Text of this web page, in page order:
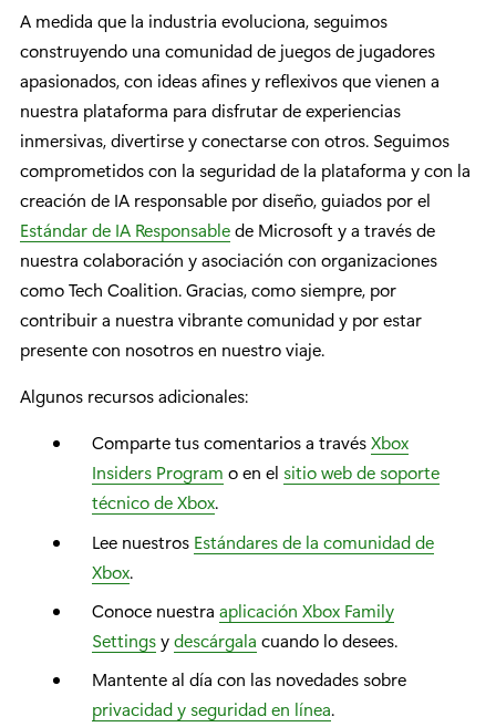
A medida que la industria evoluciona, seguimos
construyendo una comunidad de juegos de jugadores
apasionados, con ideas afines y reflexivos que vienen a
nuestra plataforma para disfrutar de experiencias
inmersivas, divertirse y conectarse con otros. Seguimos
comprometidos con la seguridad de la plataforma y con la
creación de IA responsable por diseño, guiados por el
Estándar de IA Responsablede Microsoft y a través de
nuestra colaboración y asociación con organizaciones
como Tech Coalition. Gracias, como siempre, por
contribuir a nuestra vibrante comunidad y por estar
presente con nosotros en nuestro viaje.
Algunos recursos adicionales:
Comparte tus comentarios a travésXbox
Insiders Program o en el sitio web de soporte
técnico de Xbox.
Lee nuestros Estándares de la comunidad de
Xbox.
Conoce nuestra aplicación Xbox Family
Settingsydescárgala cuando lo desees.
Mantente al día con las novedades sobre
privacidad y seguridad en línea.